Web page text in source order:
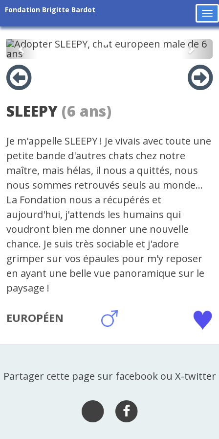
Fondation Brigitte Bardot
Précédent
SLEEPY (6 ans)
Je m'appelle SLEEPY ! Je vivais avec toute une
petite bande d'autres chats chez notre
maître, mais hélas, il nous a quittés, nous
nous sommes retrouvés seuls au monde...
La Fondation nous a récupérés et
aujourd'hui, j'attends les humains qui
voudront bien me donner une nouvelle
chance. Je suis très sociable et j'adore
grimper sur vos épaules pour m'y reposer
en ayant une belle vue panoramique sur le
paysage !
EUROPÉEN
Partager cette page sur facebook ou X-twitter